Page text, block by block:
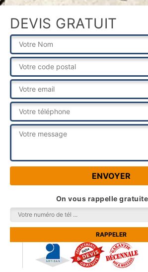
DEVIS GRATUIT
On vous rappelle